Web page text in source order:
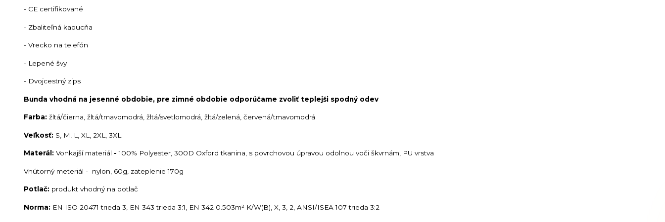
- CE certifikované
- Zbaliteľná kapucňa
- Vrecko na telefón
- Lepené švy
- Dvojcestný zips
Bunda vhodná na jesenné obdobie, pre zimné obdobie odporúčame zvoliť teplejši spodný odev
Farba: žltá/čierna, žltá/tmavomodrá, žltá/svetlomodrá, žltá/zelená, červená/tmavomodrá
Veľkosť: S, M, L, XL, 2XL, 3XL
Materál: Vonkajší materiál -100% Polyester, 300D Oxford tkanina, s povrchovou úpravou odolnou voči škvrnám, PU vrstva
Vnútorný meteriál - nylon, 60g, zateplenie 170g
Potlač: produkt vhodný na potlač
Norma: EN ISO 20471 trieda 3, EN 343 trieda 3:1, EN 342 0.503m² K/W(B), X, 3, 2, ANSI/ISEA 107 trieda 3:2